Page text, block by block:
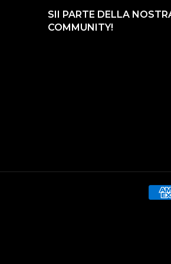
SII PARTE DELLA
COMMUNITY!